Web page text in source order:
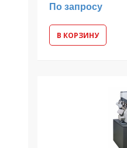
По запросу
В КОРЗИНУ